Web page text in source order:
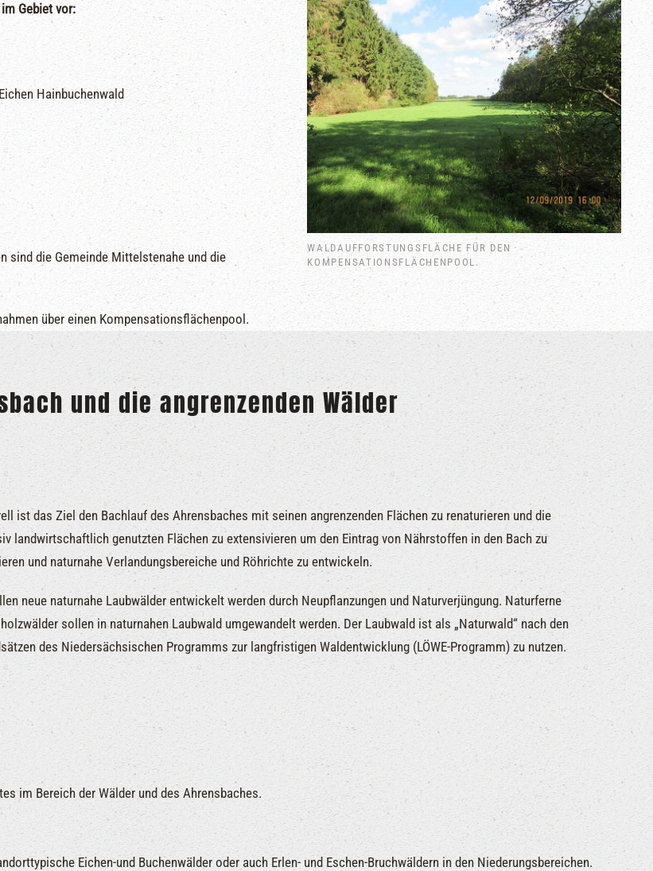
Gebiet vor:
Hainbuchenwald
sind die Gemeinde Mittelstenahe und die
über einen Kompensationsflächenpool.
WALDAUFFORSTUNGSFLÄCHE FÜR DEN
KOMPENSATIONSFLÄCHENPOOL.
und die angrenzenden Wälder
ist das Ziel den Bachlauf des Ahrensbaches mit seinen angrenzenden Flächen zu renaturieren und die
landwirtschaftlich genutzten Flächen zu extensivieren um den Eintrag von Nährstoffen in den Bach zu
und naturnahe Verlandungsbereiche und Röhrichte zu entwickeln.
neue naturnahe Laubwälder entwickelt werden durch Neupflanzungen und Naturverjüngung. Naturferne
sollen in naturnahen Laubwald umgewandelt werden. Der Laubwald ist als „Naturwald“ nach den
des Niedersächsischen Programms zur langfristigen Waldentwicklung (LÖWE-Programm) zu nutzen.
im Bereich der Wälder und des Ahrensbaches.
Eichen-und Buchenwälder oder auch Erlen- und Eschen-Bruchwäldern in den Niederungsbereichen.